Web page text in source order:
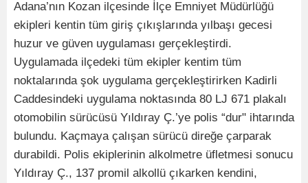
Adana’nın Kozan ilçesinde İlçe Emniyet Müdürlüğü
ekipleri kentin tüm giriş çıkışlarında yılbaşı gecesi
huzur ve güven uygulaması gerçekleştirdi.
Uygulamada ilçedeki tüm ekipler kentim tüm
noktalarında şok uygulama gerçekleştirirken Kadirli
Caddesindeki uygulama noktasında 80 LJ 671 plakalı
otomobilin sürücüsü Yıldıray Ç.’ye polis “dur" ihtarında
bulundu. Kaçmaya çalışan sürücü direğe çarparak
durabildi. Polis ekiplerinin alkolmetre üfletmesi sonucu
Yıldıray Ç., 137 promil alkollü çıkarken kendini,